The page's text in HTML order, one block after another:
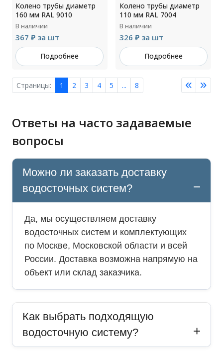
Колено трубы диаметр
160 мм RAL 9010
В наличии
367 ₽ за шт
Подробнее
Колено трубы диаметр
110 мм RAL 7004
В наличии
326 ₽ за шт
Подробнее
Страницы: 1 2 3 4 5 ... 8
Ответы на часто задаваемые
вопросы
Можно ли заказать доставку
водосточных систем?
Да, мы осуществляем доставку
водосточных систем и комплектующих
по Москве, Московской области и всей
России. Доставка возможна напрямую на
объект или склад заказчика.
Как выбрать подходящую
водосточную систему?